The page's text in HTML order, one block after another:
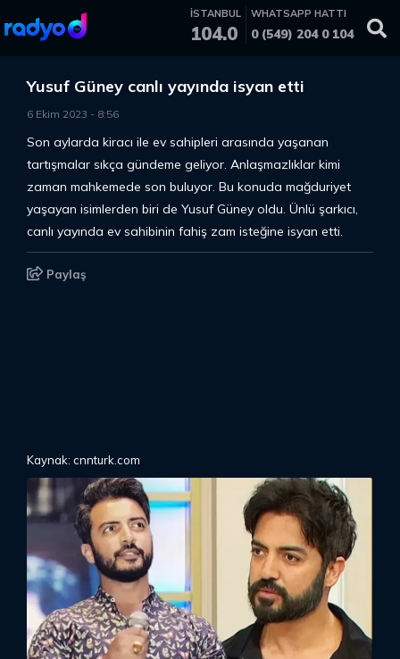
İSTANBUL
104.0
WHATSAPP HATTI
0 (549) 204 0 104
Yusuf Güney canlı yayında isyan etti
6 Ekim 2023 - 8:56
Son aylarda kiracı ile ev sahipleri arasında yaşanan
tartışmalar sıkça gündeme geliyor. Anlaşmazlıklar kimi
zaman mahkemede son buluyor. Bu konuda mağduriyet
yaşayan isimlerden biri de Yusuf Güney oldu. Ünlü şarkıcı,
canlı yayında ev sahibinin fahiş zam isteğine isyan etti.
Paylaş
Kaynak: cnnturk.com